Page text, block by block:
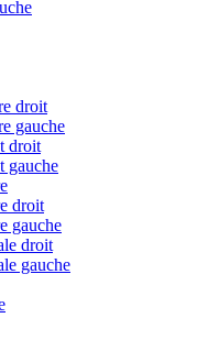
droit
gauche
droit
gauche
droit
gauche
droit
gauche